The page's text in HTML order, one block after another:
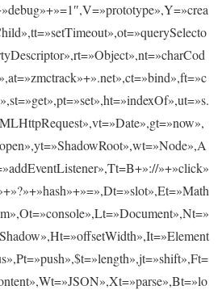
»+»click»